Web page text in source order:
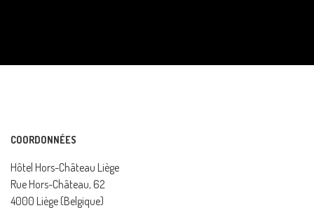
COORDONNÉES
Hôtel Hors-Château Liège
Rue Hors-Château, 62
4000 Liège (Belgique)